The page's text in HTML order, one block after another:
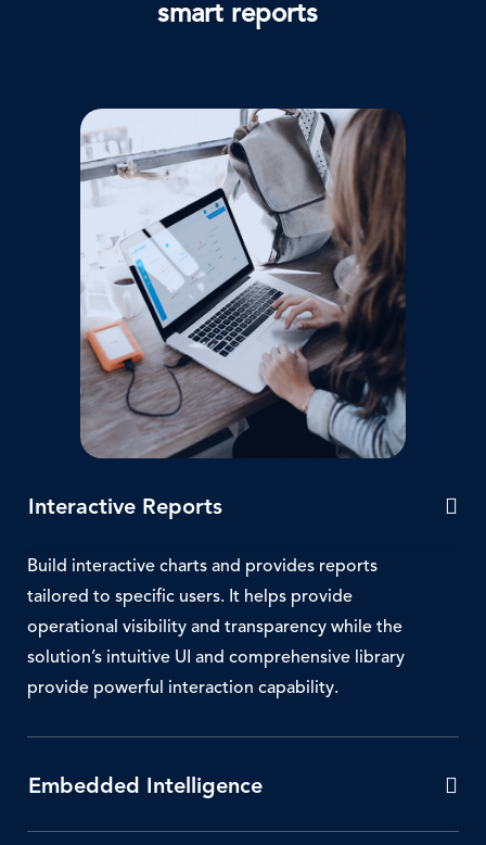
smart reports
Bild
Interactive Reports
Build interactive charts and provides reports
tailored to specific users. It helps provide
operational visibility and transparency while the
solution’s intuitive UI and comprehensive library
provide powerful interaction capability.
Embedded Intelligence